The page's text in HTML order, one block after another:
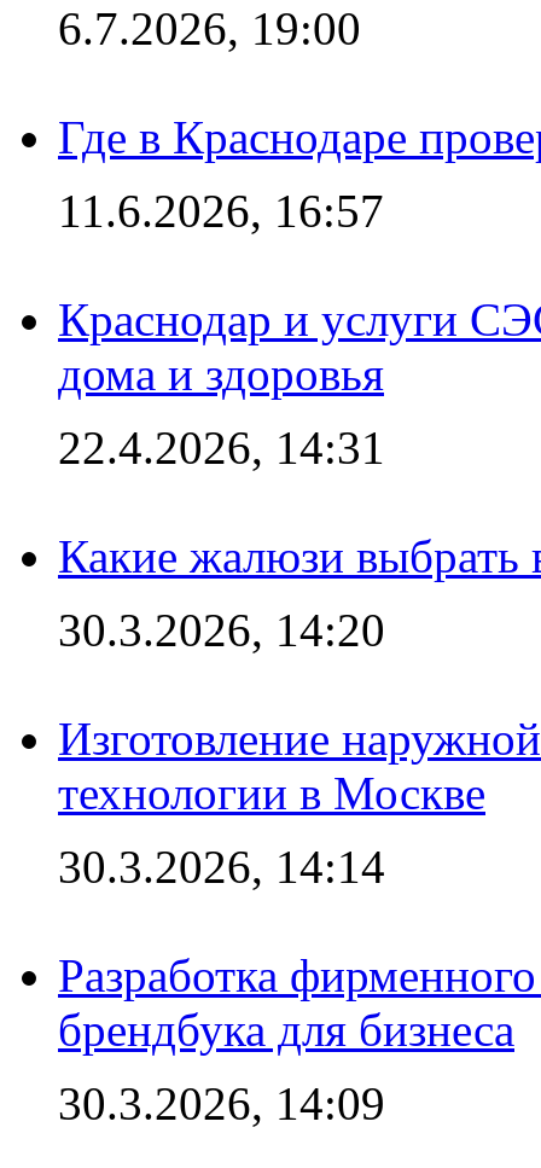
6.7.2026, 19:00
Где в Краснодаре
11.6.2026, 16:57
Краснодар и услуги
дома и здоровья
22.4.2026, 14:31
Какие жалюзи выбрать
30.3.2026, 14:20
Изготовление
технологии в Москве
30.3.2026, 14:14
Разработка
брендбука для бизнеса
30.3.2026, 14:09